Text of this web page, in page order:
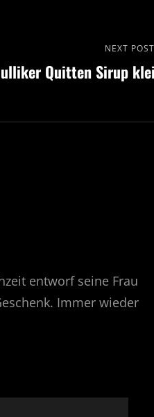
NEXT POST
Quitten Sirup
entworf seine Frau
Immer wieder